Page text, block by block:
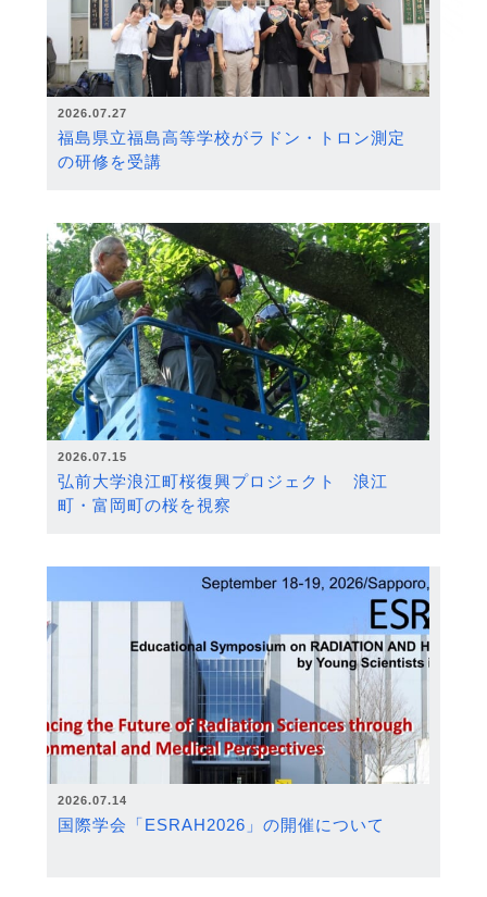
2026.07.27
福島県立福島高等学校がラドン・トロン測定
の研修を受講
2026.07.15
弘前大学浪江町桜復興プロジェクト 浪江
町・富岡町の桜を視察
2026.07.14
国際学会「ESRAH2026」の開催について